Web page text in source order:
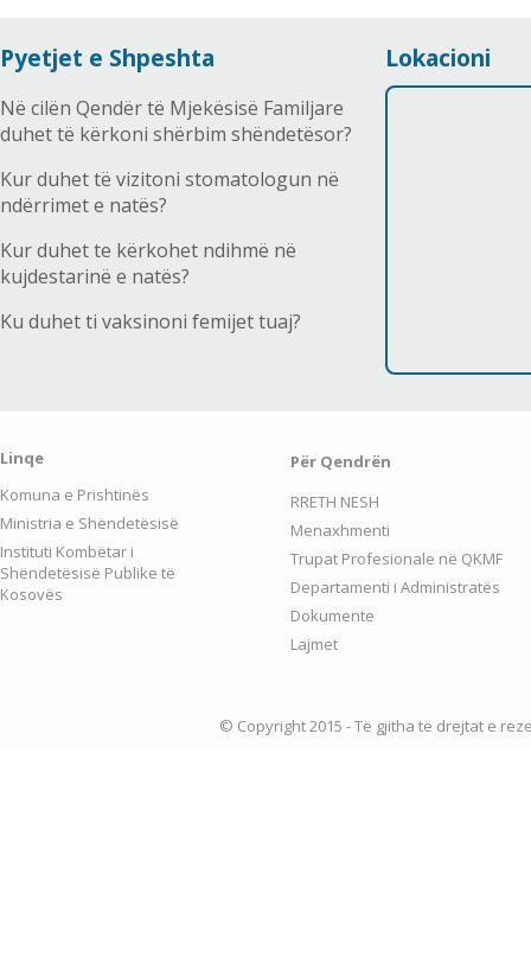
Pyetjet e Shpeshta
Në cilën Qendër të Mjekësisë Familjare
duhet të kërkoni shërbim shëndetësor?
Kur duhet të vizitoni stomatologun në
ndërrimet e natës?
Kur duhet te kërkohet ndihmë në
kujdestarinë e natës?
Ku duhet ti vaksinoni femijet tuaj?
Lokacioni
Linqe
Komuna e Prishtinës
Ministria e Shëndetësisë
Instituti Kombëtar i
Shëndetësisë Publike të
Kosovës
Për Qendrën
RRETH NESH
Menaxhmenti
Trupat Profesionale në QKMF
Departamenti i Administratës
Dokumente
Lajmet
© Copyright 2015 - Të gjitha të drejtat e